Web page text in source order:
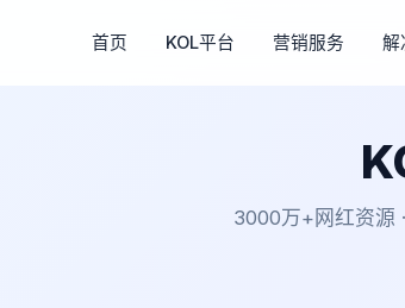
首页 KOL平台 营销服务 解
3000万+网红资源